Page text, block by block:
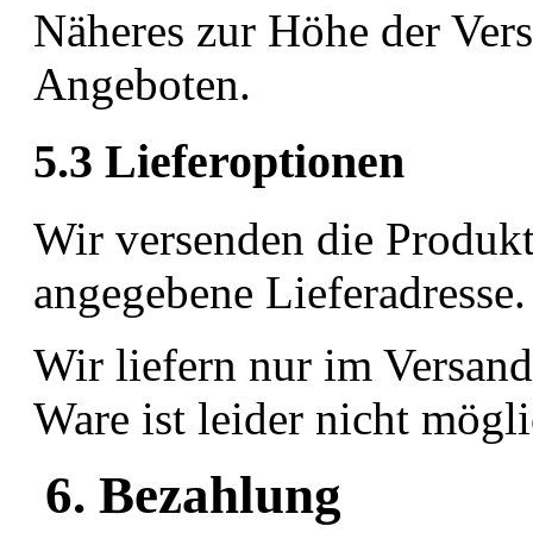
Näheres zur Höhe der
Angeboten.
5.3 Lieferoptionen
Wir versenden die
angegebene
Wir liefern nur im
Ware ist leider nicht
6. Bezahlung